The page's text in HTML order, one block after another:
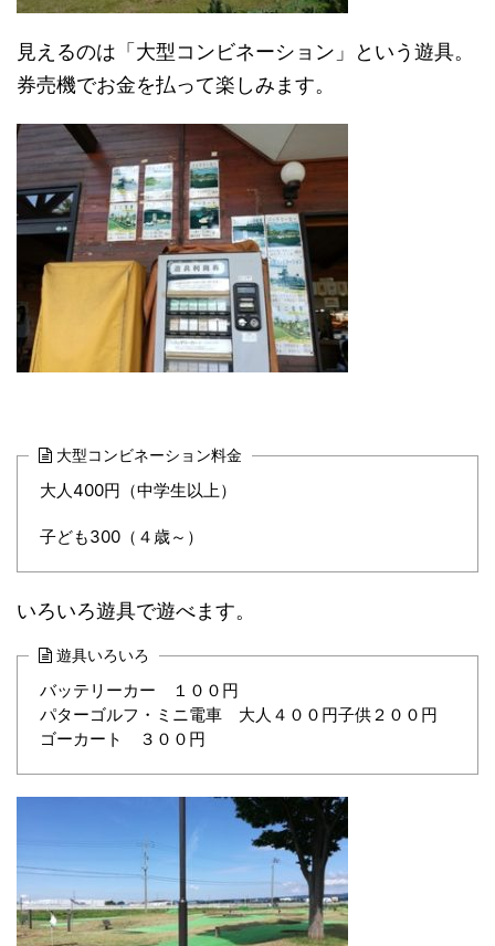
見えるのは「大型コンビネーション」という遊具。
券売機でお金を払って楽しみます。
大型コンビネーション料金
大人400円（中学生以上）
子ども300（４歳～）
いろいろ遊具で遊べます。
遊具いろいろ
バッテリーカー １００円
パターゴルフ・ミニ電車 大人４００円子供２００円
ゴーカート ３００円